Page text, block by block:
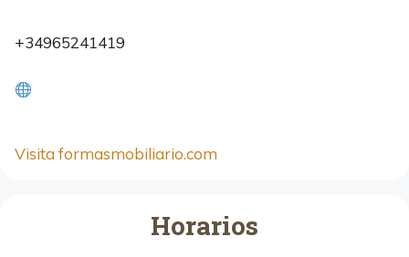
+34965241419
Visita formasmobiliario.com
Horarios